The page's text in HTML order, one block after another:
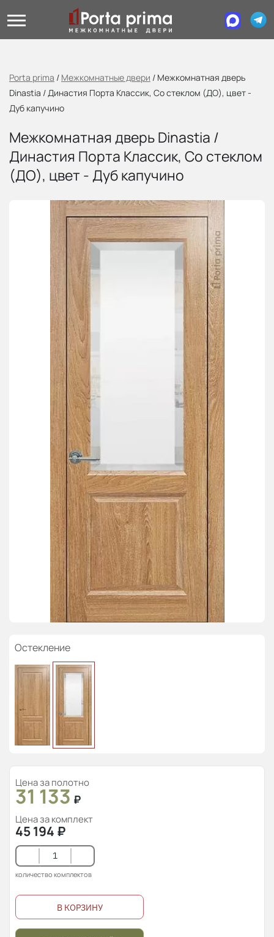
Porta prima / Межкомнатные двери / Межкомнатная дверь
Dinastia / Династия Порта Классик, Со стеклом (ДО), цвет -
Дуб капучино
Межкомнатная дверь Dinastia /
Династия Порта Классик, Со стеклом
(ДО), цвет - Дуб капучино
Остекление
Цена за полотно
31 133 ₽
Цена за комплект
45 194 ₽
количество комплектов
В КОРЗИНУ